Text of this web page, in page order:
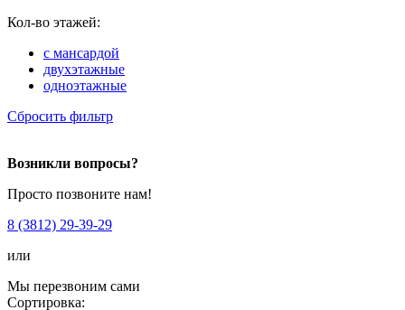
Кол-во этажей:
с мансардой
двухэтажные
одноэтажные
Сбросить фильтр
Возникли вопросы?
Просто позвоните нам!
8 (3812) 29-39-29
или
Мы перезвоним сами
Сортировка: